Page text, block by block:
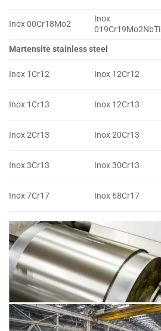
Inox 00Cr18Mo2
Inox
019Cr19Mo2NbTi
Martensite stainless steel
Inox 1Cr12 Inox 12Cr12
Inox 1Cr13 Inox 12Cr13
Inox 2Cr13 Inox 20Cr13
Inox 3Cr13 Inox 30Cr13
Inox 7Cr17 Inox 68Cr17